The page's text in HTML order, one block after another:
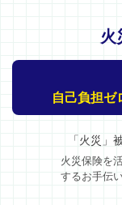
火
自己負担ゼ
「火災」
火災保険を
するお手伝